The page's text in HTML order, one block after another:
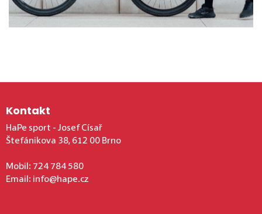
Zápatí
Kontakt
HaPe sport - Josef Císař
Štefánikova 38, 612 00 Brno
Mobil: 724 784 580
Email: info@hape.cz